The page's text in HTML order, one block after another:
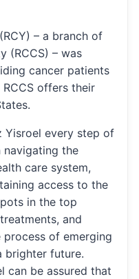
– a branch of
(RCCS) – was
cancer patients
offers their
Yisroel every step of
navigating the
care system,
access to the
in the top
and
of emerging
brighter future.
can be assured that